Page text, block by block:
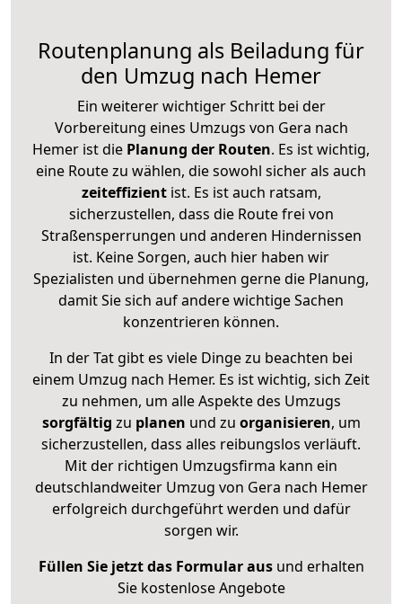
Routenplanung als Beiladung für
den Umzug nach Hemer
Ein weiterer wichtiger Schritt bei der
Vorbereitung eines Umzugs von Gera nach
Hemer ist die Planung der Routen. Es ist wichtig,
eine Route zu wählen, die sowohl sicher als auch
zeiteffizientist. Es ist auch ratsam,
sicherzustellen, dass die Route frei von
Straßensperrungen und anderen Hindernissen
ist. Keine Sorgen, auch hier haben wir
Spezialisten und übernehmen gerne die Planung,
damit Sie sich auf andere wichtige Sachen
konzentrieren können.
In der Tat gibt es viele Dinge zu beachten bei
einem Umzug nach Hemer. Es ist wichtig, sich Zeit
zu nehmen, um alle Aspekte des Umzugs
sorgfältig zu planen und zu organisieren, um
sicherzustellen, dass alles reibungslos verläuft.
Mit der richtigen Umzugsfirma kann ein
deutschlandweiter Umzug von Gera nach Hemer
erfolgreich durchgeführt werden und dafür
sorgen wir.
Füllen Sie jetzt das Formular ausund erhalten
Sie kostenlose Angebote